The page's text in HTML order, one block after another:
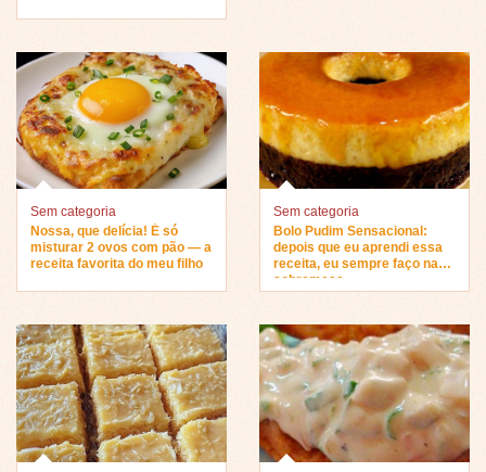
Sem categoria
Nossa, que delícia! É só
misturar 2 ovos com pão — a
receita favorita do meu filho
Sem categoria
Bolo Pudim Sensacional:
depois que eu aprendi essa
receita, eu sempre faço na
sobremesa…